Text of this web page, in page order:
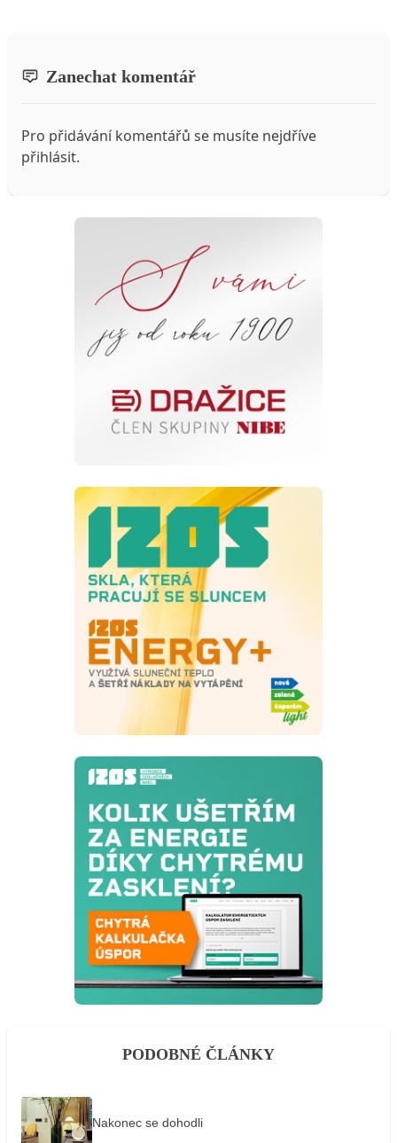
Zanechat komentář
Pro přidávání komentářů se musíte nejdříve
přihlásit.
PODOBNÉ ČLÁNKY
Nakonec se dohodli